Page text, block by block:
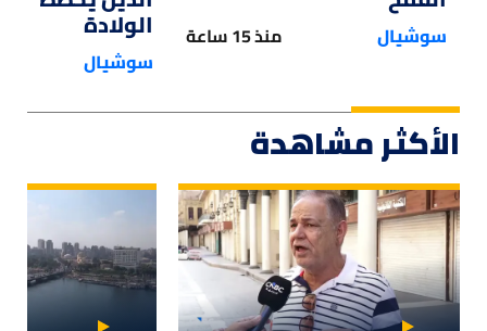
سوشيال منذ 15 ساعة الولادة
سوشيال
الأكثر مشاهدة